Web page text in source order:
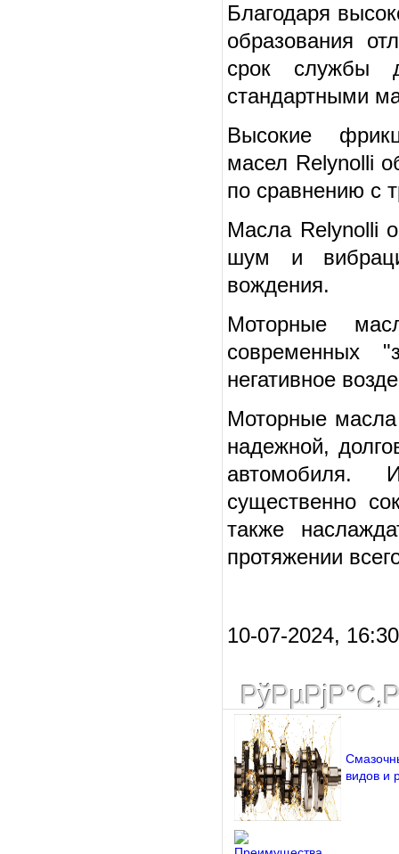
Благодаря
образования
срок службы
стандартными
Высокие
масел Relynolli
по сравнению с
Масла Relynolli
шум и
вождения.
Моторные
современных
негативное
Моторные
надежной,
автомобиля.
существенно
также
протяжении
10-07-2024,
видов и